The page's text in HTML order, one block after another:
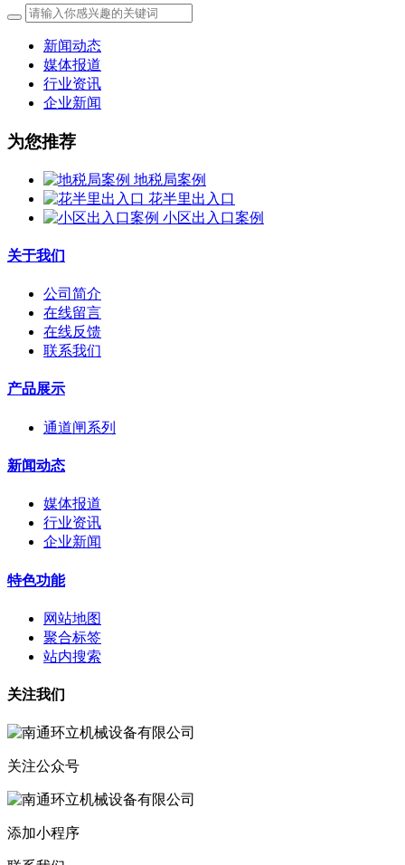
新闻动态
媒体报道
行业资讯
企业新闻
为您推荐
地税局案例
花半里出入口
小区出入口案例
关于我们
公司简介
在线留言
在线反馈
联系我们
产品展示
通道闸系列
新闻动态
媒体报道
行业资讯
企业新闻
特色功能
网站地图
聚合标签
站内搜索
关注我们
关注公众号
添加小程序